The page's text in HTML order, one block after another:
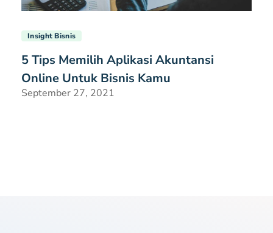
Insight Bisnis
5 Tips Memilih Aplikasi Akuntansi
Online Untuk Bisnis Kamu
September 27, 2021